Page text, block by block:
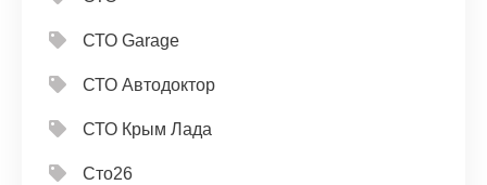
СТО Garage
СТО Автодоктор
СТО Крым Лада
Сто26